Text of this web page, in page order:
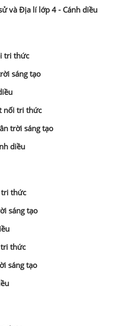
và Địa lí lớp 4 - Cánh diều
tri thức
sáng tạo
nối tri thức
trời sáng tạo
diều
tri thức
sáng tạo
tri thức
sáng tạo